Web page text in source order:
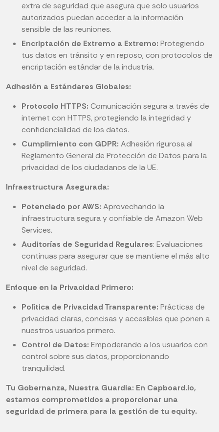
extra de seguridad que asegura que solo usuarios
autorizados puedan acceder a la información
sensible de las reuniones.
Encriptación de Extremo a Extremo: Protegiendo
tus datos en tránsito y en reposo, con protocolos de
encriptación estándar de la industria.
Adhesión a Estándares Globales:
Protocolo HTTPS: Comunicación segura a través de
internet con HTTPS, protegiendo la integridad y
confidencialidad de los datos.
Cumplimiento con GDPR: Adhesión rigurosa al
Reglamento General de Protección de Datos para la
privacidad de los ciudadanos de la UE.
Infraestructura Asegurada:
Potenciado por AWS: Aprovechando la
infraestructura segura y confiable de Amazon Web
Services.
Auditorías de Seguridad Regulares: Evaluaciones
continuas para asegurar que se mantiene el más alto
nivel de seguridad.
Enfoque en la Privacidad Primero:
Política de Privacidad Transparente: Prácticas de
privacidad claras, concisas y accesibles que ponen a
nuestros usuarios primero.
Control de Datos: Empoderando a los usuarios con
control sobre sus datos, proporcionando
tranquilidad.
Tu Gobernanza, Nuestra Guardia: En Capboard.io,
estamos comprometidos a proporcionar una
seguridad de primera para la gestión de tu equity.